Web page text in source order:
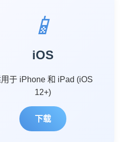
📱
iOS
于 iPhone 和 iPad (iOS
12+)
下载